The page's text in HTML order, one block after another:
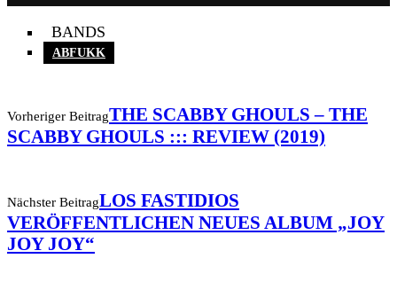
BANDS
ABFUKK
Vorheriger BeitragTHE SCABBY GHOULS – THE
SCABBY GHOULS ::: REVIEW (2019)
Nächster BeitragLOS FASTIDIOS
VERÖFFENTLICHEN NEUES ALBUM „JOY
JOY JOY“